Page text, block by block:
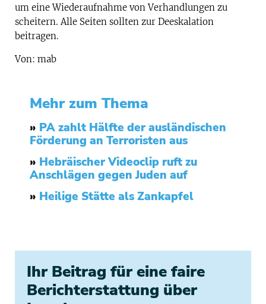
um eine Wiederaufnahme von Verhandlungen zu
scheitern. Alle Seiten sollten zur Deeskalation
beitragen.
Von: mab
Mehr zum Thema
» PA zahlt Hälfte der ausländischen
Förderung an Terroristen aus
» Hebräischer Videoclip ruft zu
Anschlägen gegen Juden auf
» Heilige Stätte als Zankapfel
Ihr Beitrag für eine faire
Berichterstattung über